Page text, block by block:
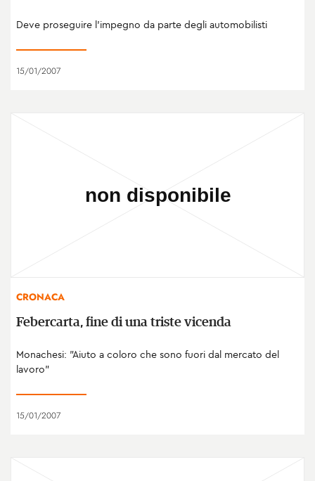
Deve proseguire l'impegno da parte degli automobilisti
15/01/2007
CRONACA
Febercarta, fine di una triste vicenda
Monachesi: "Aiuto a coloro che sono fuori dal mercato del
lavoro"
15/01/2007